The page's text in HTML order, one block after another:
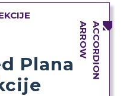
Plana